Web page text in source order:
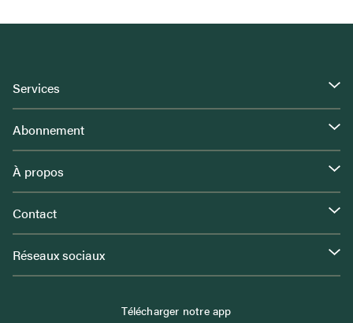
Services
Abonnement
À propos
Contact
Réseaux sociaux
Télécharger notre app